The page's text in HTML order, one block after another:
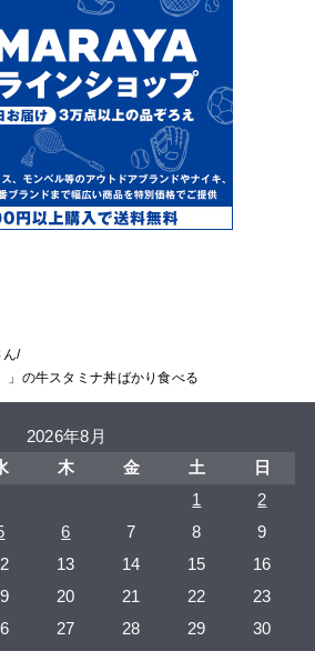
ん
」の牛スタミナ丼ばかり食べる
2026年8月
木 金 土
日
1
2
6 7 8
9
13 14 15
16
20 21 22
23
27 28 29
30